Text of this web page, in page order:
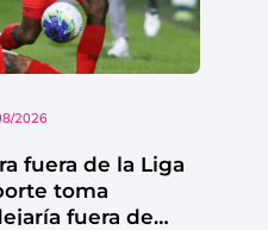
2026
fuera de la Liga
toma
fuera de